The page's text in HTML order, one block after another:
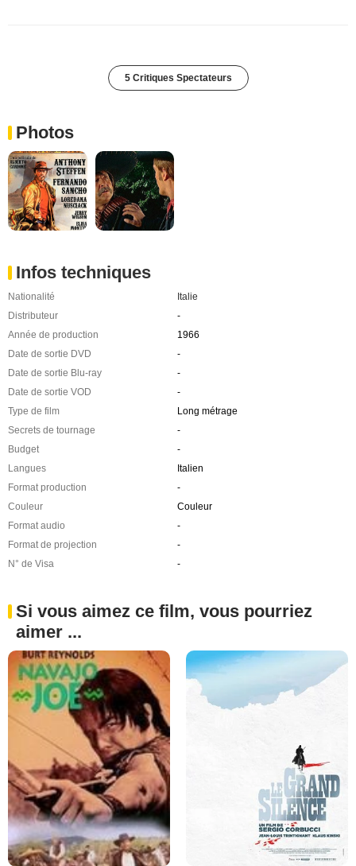
5 Critiques Spectateurs
Photos
Infos techniques
Nationalité
Italie
Distributeur
-
Année de production
1966
Date de sortie DVD
-
Date de sortie Blu-ray
-
Date de sortie VOD
-
Type de film
Long métrage
Secrets de tournage
-
Budget
-
Langues
Italien
Format production
-
Couleur
Couleur
Format audio
-
Format de projection
-
N° de Visa
-
Si vous aimez ce film, vous pourriez
aimer ...